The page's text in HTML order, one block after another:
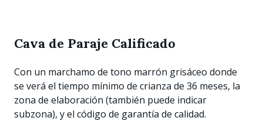
Cava de Paraje Calificado
Con un marchamo de tono marrón grisáceo donde
se verá el tiempo mínimo de crianza de 36 meses, la
zona de elaboración (también puede indicar
subzona), y el código de garantía de calidad.